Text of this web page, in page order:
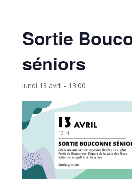
Sortie
séniors
lundi 13 avril - 13:00